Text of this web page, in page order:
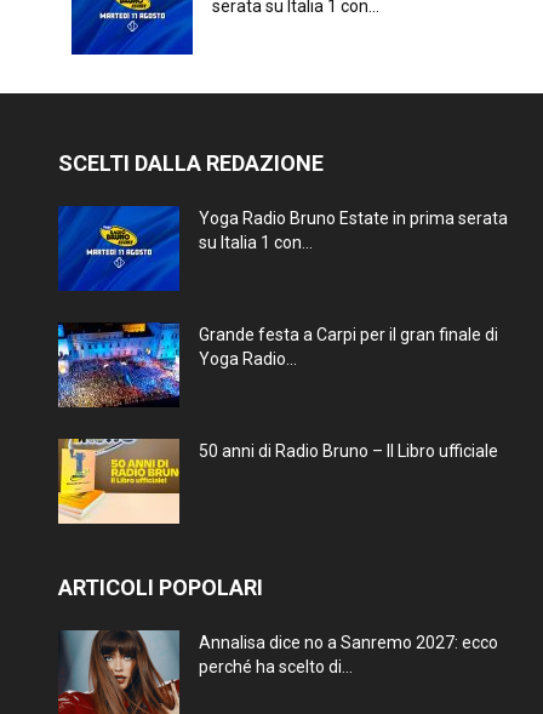
serata su Italia 1 con...
SCELTI DALLA REDAZIONE
Yoga Radio Bruno Estate in prima serata
su Italia 1 con...
Grande festa a Carpi per il gran finale di
Yoga Radio...
50 anni di Radio Bruno – Il Libro ufficiale
ARTICOLI POPOLARI
Annalisa dice no a Sanremo 2027: ecco
perché ha scelto di...